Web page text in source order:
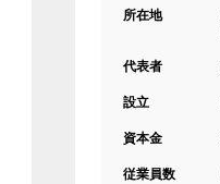
所在地
代表者
設立
資本金
従業員数